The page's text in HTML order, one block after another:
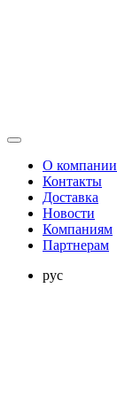
О компании
Контакты
Доставка
Новости
Компаниям
Партнерам
рус